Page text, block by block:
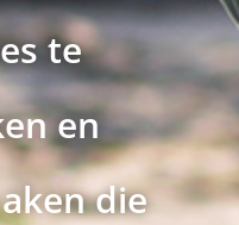
te
en
die